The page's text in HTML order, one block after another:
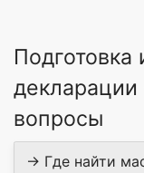
Подготовка
вопросы
→ Где найти